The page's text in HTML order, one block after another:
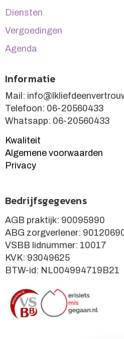
Diensten
Vergoedingen
Agenda
Informatie
Mail:
Telefoon: 06-20560433
Whatsapp: 06-20560433
Kwaliteit
Algemene voorwaarden
Privacy
Bedrijfsgegevens
AGB praktijk: 90095990
ABG zorgverlener:
VSBB lidnummer: 10017
KVK: 93049625
BTW-id: NL004994719B21